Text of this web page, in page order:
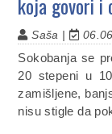
Saša |
Sokobanja se
20 stepeni u
zamišljene,
nisu stigle da